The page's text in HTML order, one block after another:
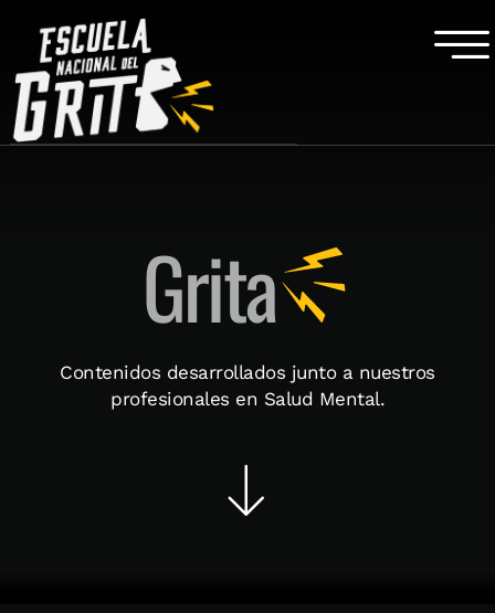
Grita
Contenidos desarrollados junto a nuestros
profesionales en Salud Mental.